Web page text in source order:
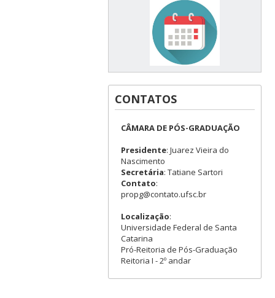
CONTATOS
CÂMARA DE PÓS-GRADUAÇÃO
Presidente: Juarez Vieira do
Nascimento
Secretária: Tatiane Sartori
Contato:
propg@contato.ufsc.br
Localização:
Universidade Federal de Santa
Catarina
Pró-Reitoria de Pós-Graduação
Reitoria I - 2º andar